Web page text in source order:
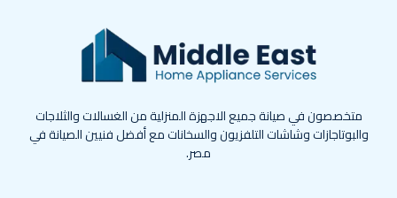
متخصصون في صيانة جميع الاجهزة المنزلية من الغسالات والثلاجات
والبوتاجازات وشاشات التلفزيون والسخانات مع أفضل فنيين الصيانة في
مصر.